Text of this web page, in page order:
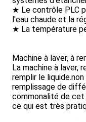
★ Le contrôle PLC
l'eau chaude et la
★ La température
Machine à laver, à
La machine à laver,
remplir le
remplissage de
commonalité de cet
ce qui est très